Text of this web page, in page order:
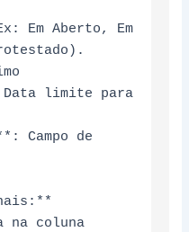
Em Aberto, Em
Data limite para
Campo de
na coluna